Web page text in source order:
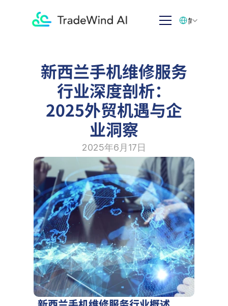
新西兰手机维修服务
行业深度剖析：
2025外贸机遇与企
业洞察
2025年6月17日
简体中文